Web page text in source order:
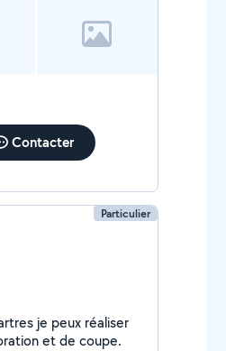
Contacter
Particulier
je peux réaliser
et de coupe.